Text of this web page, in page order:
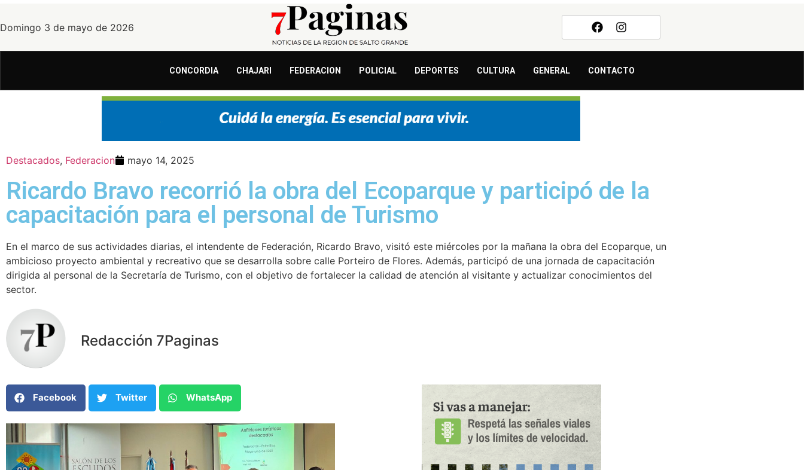
Domingo 3 de mayo de 2026
CONCORDIA CHAJARI FEDERACION POLICIAL DEPORTES CULTURA GENERAL CONTACTO
Destacados, Federacion mayo 14, 2025
Ricardo Bravo recorrió la obra del Ecoparque y participó de la
capacitación para el personal de Turismo
En el marco de sus actividades diarias, el intendente de Federación, Ricardo Bravo, visitó este miércoles por la mañana la obra del Ecoparque, un
ambicioso proyecto ambiental y recreativo que se desarrolla sobre calle Porteiro de Flores. Además, participó de una jornada de capacitación
dirigida al personal de la Secretaría de Turismo, con el objetivo de fortalecer la calidad de atención al visitante y actualizar conocimientos del
sector.
Redacción 7Paginas
Facebook Twitter WhatsApp